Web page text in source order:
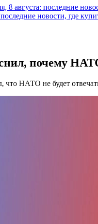
8 августа: последние
новости, где
почему
что НАТО не будет